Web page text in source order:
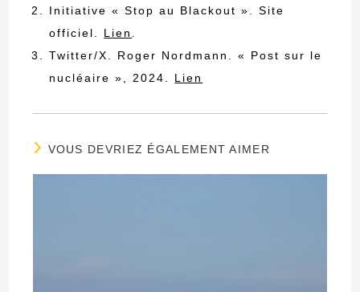
Initiative « Stop au Blackout ». Site
officiel. Lien
Twitter/X. Roger Nordmann. « Post sur le
nucléaire », 2024. Lien
VOUS DEVRIEZ ÉGALEMENT AIMER